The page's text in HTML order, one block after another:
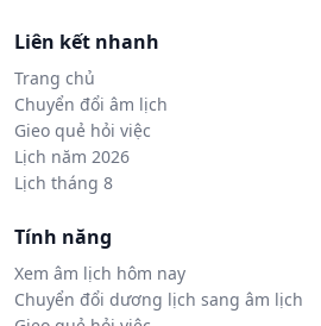
Liên kết nhanh
Trang chủ
Chuyển đổi âm lịch
Gieo quẻ hỏi việc
Lịch năm 2026
Lịch tháng 8
Tính năng
Xem âm lịch hôm nay
Chuyển đổi dương lịch sang âm lịch